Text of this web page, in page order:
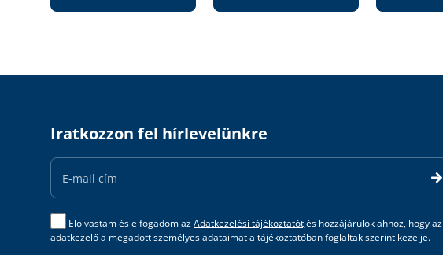
Iratkozzon fel hírlevelünkre
Email
Address
Elolvastam és elfogadom azAdatkezelési tájékoztatót,és hozzájárulok ahhoz, hogy az
adatkezelő a megadott személyes adataimat a tájékoztatóban foglaltak szerint kezelje.